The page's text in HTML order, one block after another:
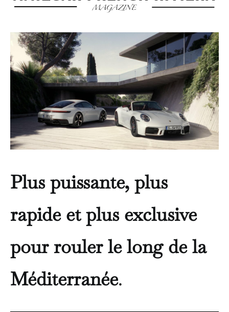
Plus puissante, plus
rapide et plus exclusive
pour rouler le long de la
Méditerranée.